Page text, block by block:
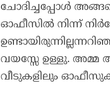
ചോദിച്ചപ്പോൾ
ഓഫീസിൽ നിന്ന്
വയസ്സേ ഉള്ളു. അമ്മ
വീടുകളിലും